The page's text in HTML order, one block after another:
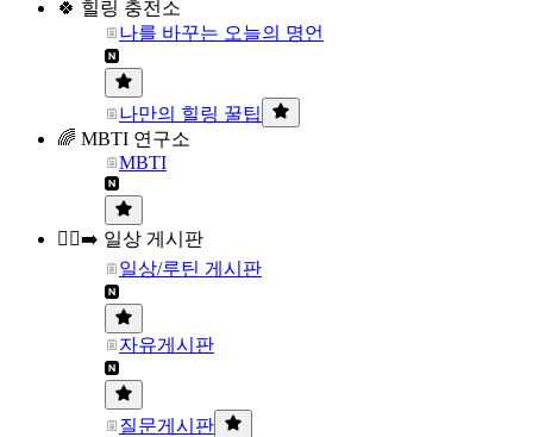
🍀 힐링 충전소
나를 바꾸는 오늘의 명언
나만의 힐링 꿀팁
🌈 MBTI 연구소
MBTI
🏃‍♀️‍➡️ 일상 게시판
일상/루틴 게시판
자유게시판
질문게시판